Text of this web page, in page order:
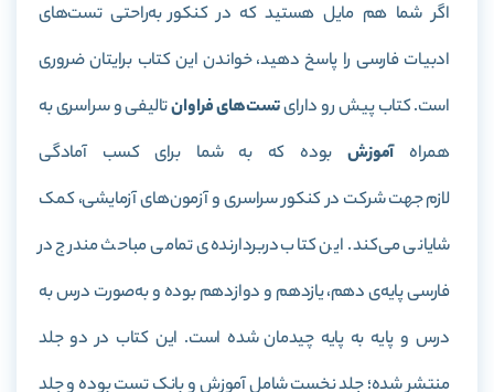
اگر شما هم مایل هستید که در کنکور به‌راحتی تست‌های
ادبیات فارسی را پاسخ دهید، خواندن این کتاب برایتان ضروری
است. کتاب‌ پیش رو دارایتست‌های فراوانتالیفی و سراسری به
همراهآموزشبوده که به شما برای کسب آمادگی
لازم جهت شرکت در کنکور سراسری و آزمون‌های آزمایشی، کمک
شایانی می‌کند. این کتاب دربردارنده‌ی تمامی مباحث مندرج در
فارسی پایه‌ی دهم، یازدهم و دوازدهم بوده و به‌صورت درس به
درس و پایه به پایه چیدمان شده است. این کتاب در دو جلد
منتشر شده؛ جلد نخست شامل آموزش و بانک تست بوده و جلد